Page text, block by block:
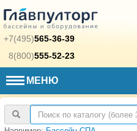
+7(495)565-36-39
8(800)555-52-23
МЕНЮ